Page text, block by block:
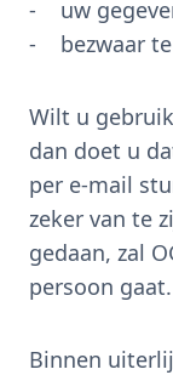
- uw
- bezwaar te
Wilt u
dan doet u
per e-mail
zeker van te
gedaan, zal
persoon gaat.
Binnen